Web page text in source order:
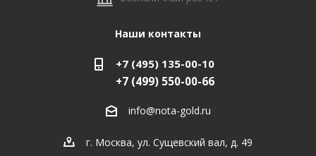
Наши контакты
+7 (495) 135-00-10
+7 (499) 550-00-66
info@nota-gold.ru
г. Москва, ул. Сущевский вал, д. 49